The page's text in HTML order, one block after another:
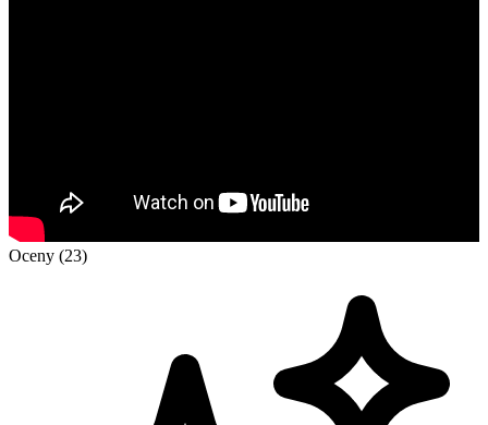
Oceny (23)